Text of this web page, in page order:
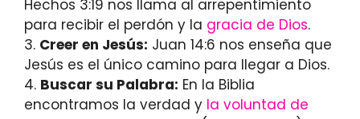
Hechos 3:19 nos llama al arrepentimiento
para recibir el perdón y la gracia de Dios.
3. Creer en Jesús: Juan 14:6 nos enseña que
Jesús es el único camino para llegar a Dios.
4. Buscar su Palabra: En la Biblia
encontramos la verdad y la voluntad de